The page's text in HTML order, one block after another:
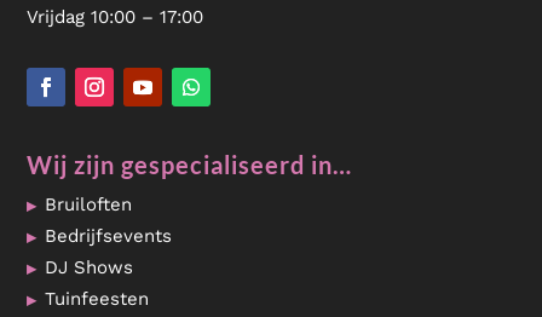
Vrijdag 10:00 – 17:00
Wij zijn gespecialiseerd in…
Bruiloften
Bedrijfsevents
DJ Shows
Tuinfeesten